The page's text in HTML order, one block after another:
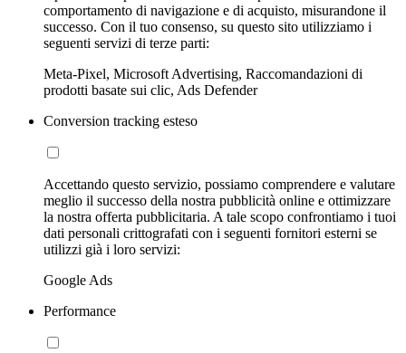
comportamento di navigazione e di acquisto, misurandone il
successo. Con il tuo consenso, su questo sito utilizziamo i
seguenti servizi di terze parti:
Meta-Pixel, Microsoft Advertising, Raccomandazioni di
prodotti basate sui clic, Ads Defender
Conversion tracking esteso
Accettando questo servizio, possiamo comprendere e valutare
meglio il successo della nostra pubblicità online e ottimizzare
la nostra offerta pubblicitaria. A tale scopo confrontiamo i tuoi
dati personali crittografati con i seguenti fornitori esterni se
utilizzi già i loro servizi:
Google Ads
Performance